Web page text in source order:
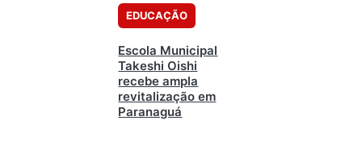
EDUCAÇÃO
Escola Municipal
Takeshi Oishi
recebe ampla
revitalização em
Paranaguá